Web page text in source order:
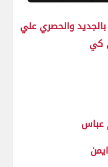
والحصري علي
كي
عباس